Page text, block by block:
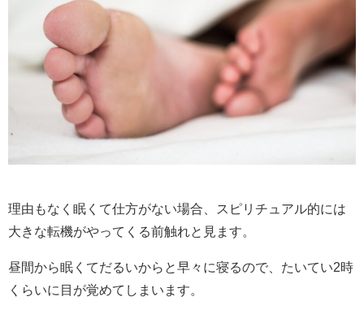
理由もなく眠くて仕方がない場合、スピリチュアル的には
大きな転機がやってくる前触れと見ます。
昼間から眠くてだるいからと早々に寝るので、たいてい2時
くらいに目が覚めてしまいます。